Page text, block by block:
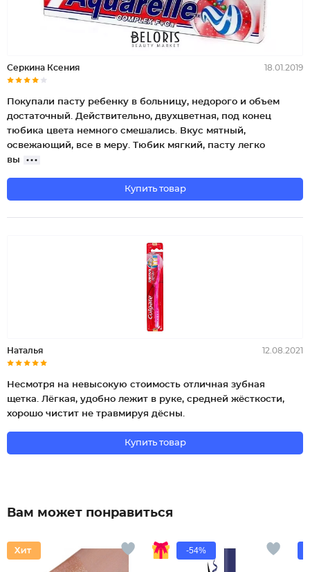
Серкина Ксения 18.01.2019
Покупали пасту ребенку в больницу, недорого и объем
достаточный. Действительно, двухцветная, под конец
тюбика цвета немного смешались. Вкус мятный,
освежающий, все в меру. Тюбик мягкий, пасту легко
вы
Купить товар
Наталья 12.08.2021
Несмотря на невысокую стоимость отличная зубная
щетка. Лёгкая, удобно лежит в руке, средней жёсткости,
хорошо чистит не травмируя дёсны.
Купить товар
Вам может понравиться
-54%